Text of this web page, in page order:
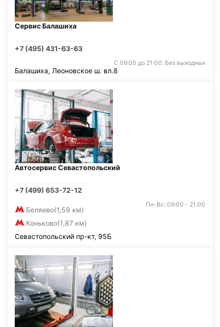
Сервис Балашиха
+7 (495) 431-63-63
С 09:00 до 21:00. Без выходных
Балашиха, Леоновское ш. вл.8
Автосервис Севастопольский
+7 (499) 653-72-12
Беляево(1,59 км)
Коньково(1,87 км)
Пн-Вс: 09:00 - 21:00
Севастопольский пр-кт, 95Б